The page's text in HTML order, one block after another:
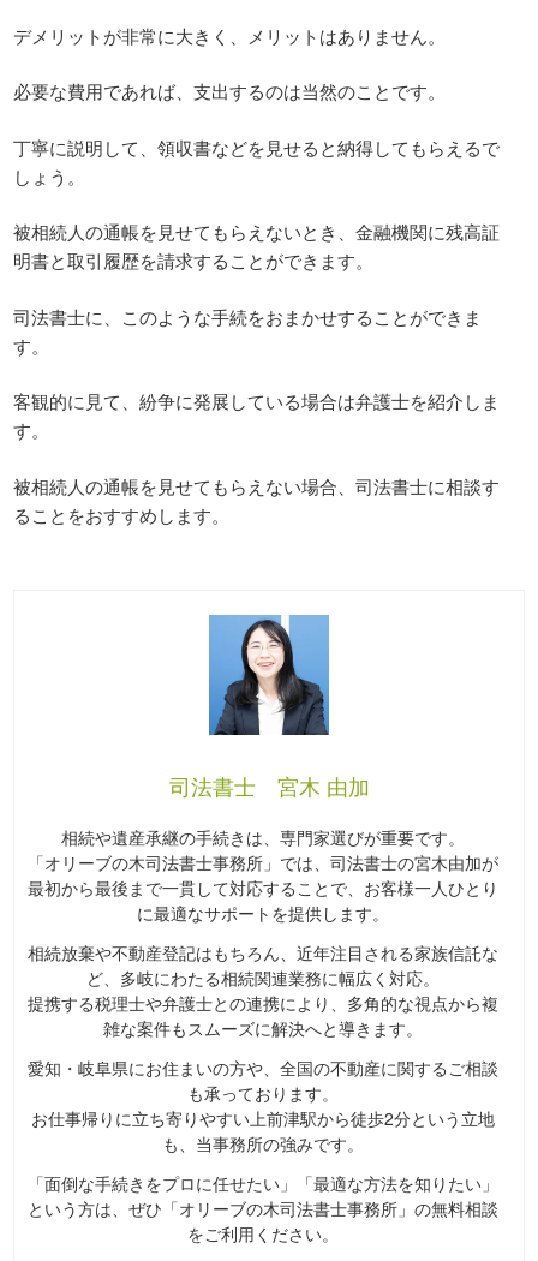
デメリットが非常に大きく、メリットはありません。
必要な費用であれば、支出するのは当然のことです。
丁寧に説明して、領収書などを見せると納得してもらえるで
しょう。
被相続人の通帳を見せてもらえないとき、金融機関に残高証
明書と取引履歴を請求することができます。
司法書士に、このような手続をおまかせすることができま
す。
客観的に見て、紛争に発展している場合は弁護士を紹介しま
す。
被相続人の通帳を見せてもらえない場合、司法書士に相談す
ることをおすすめします。
司法書士 宮木 由加
相続や遺産承継の手続きは、専門家選びが重要です。
「オリーブの木司法書士事務所」では、司法書士の宮木由加が
最初から最後まで一貫して対応することで、お客様一人ひとり
に最適なサポートを提供します。
相続放棄や不動産登記はもちろん、近年注目される家族信託な
ど、多岐にわたる相続関連業務に幅広く対応。
提携する税理士や弁護士との連携により、多角的な視点から複
雑な案件もスムーズに解決へと導きます。
愛知・岐阜県にお住まいの方や、全国の不動産に関するご相談
も承っております。
お仕事帰りに立ち寄りやすい上前津駅から徒歩2分という立地
も、当事務所の強みです。
「面倒な手続きをプロに任せたい」「最適な方法を知りたい」
という方は、ぜひ「オリーブの木司法書士事務所」の無料相談
をご利用ください。